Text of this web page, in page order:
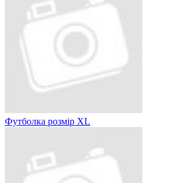
Футболка розмір XL